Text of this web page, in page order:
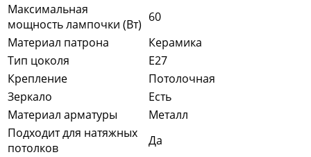
Максимальная
мощность лампочки (Вт) 60
Материал патрона
Керамика
Тип цоколя
E27
Крепление
Потолочная
Зеркало
Есть
Материал арматуры
Металл
Подходит для натяжных
потолков
Да